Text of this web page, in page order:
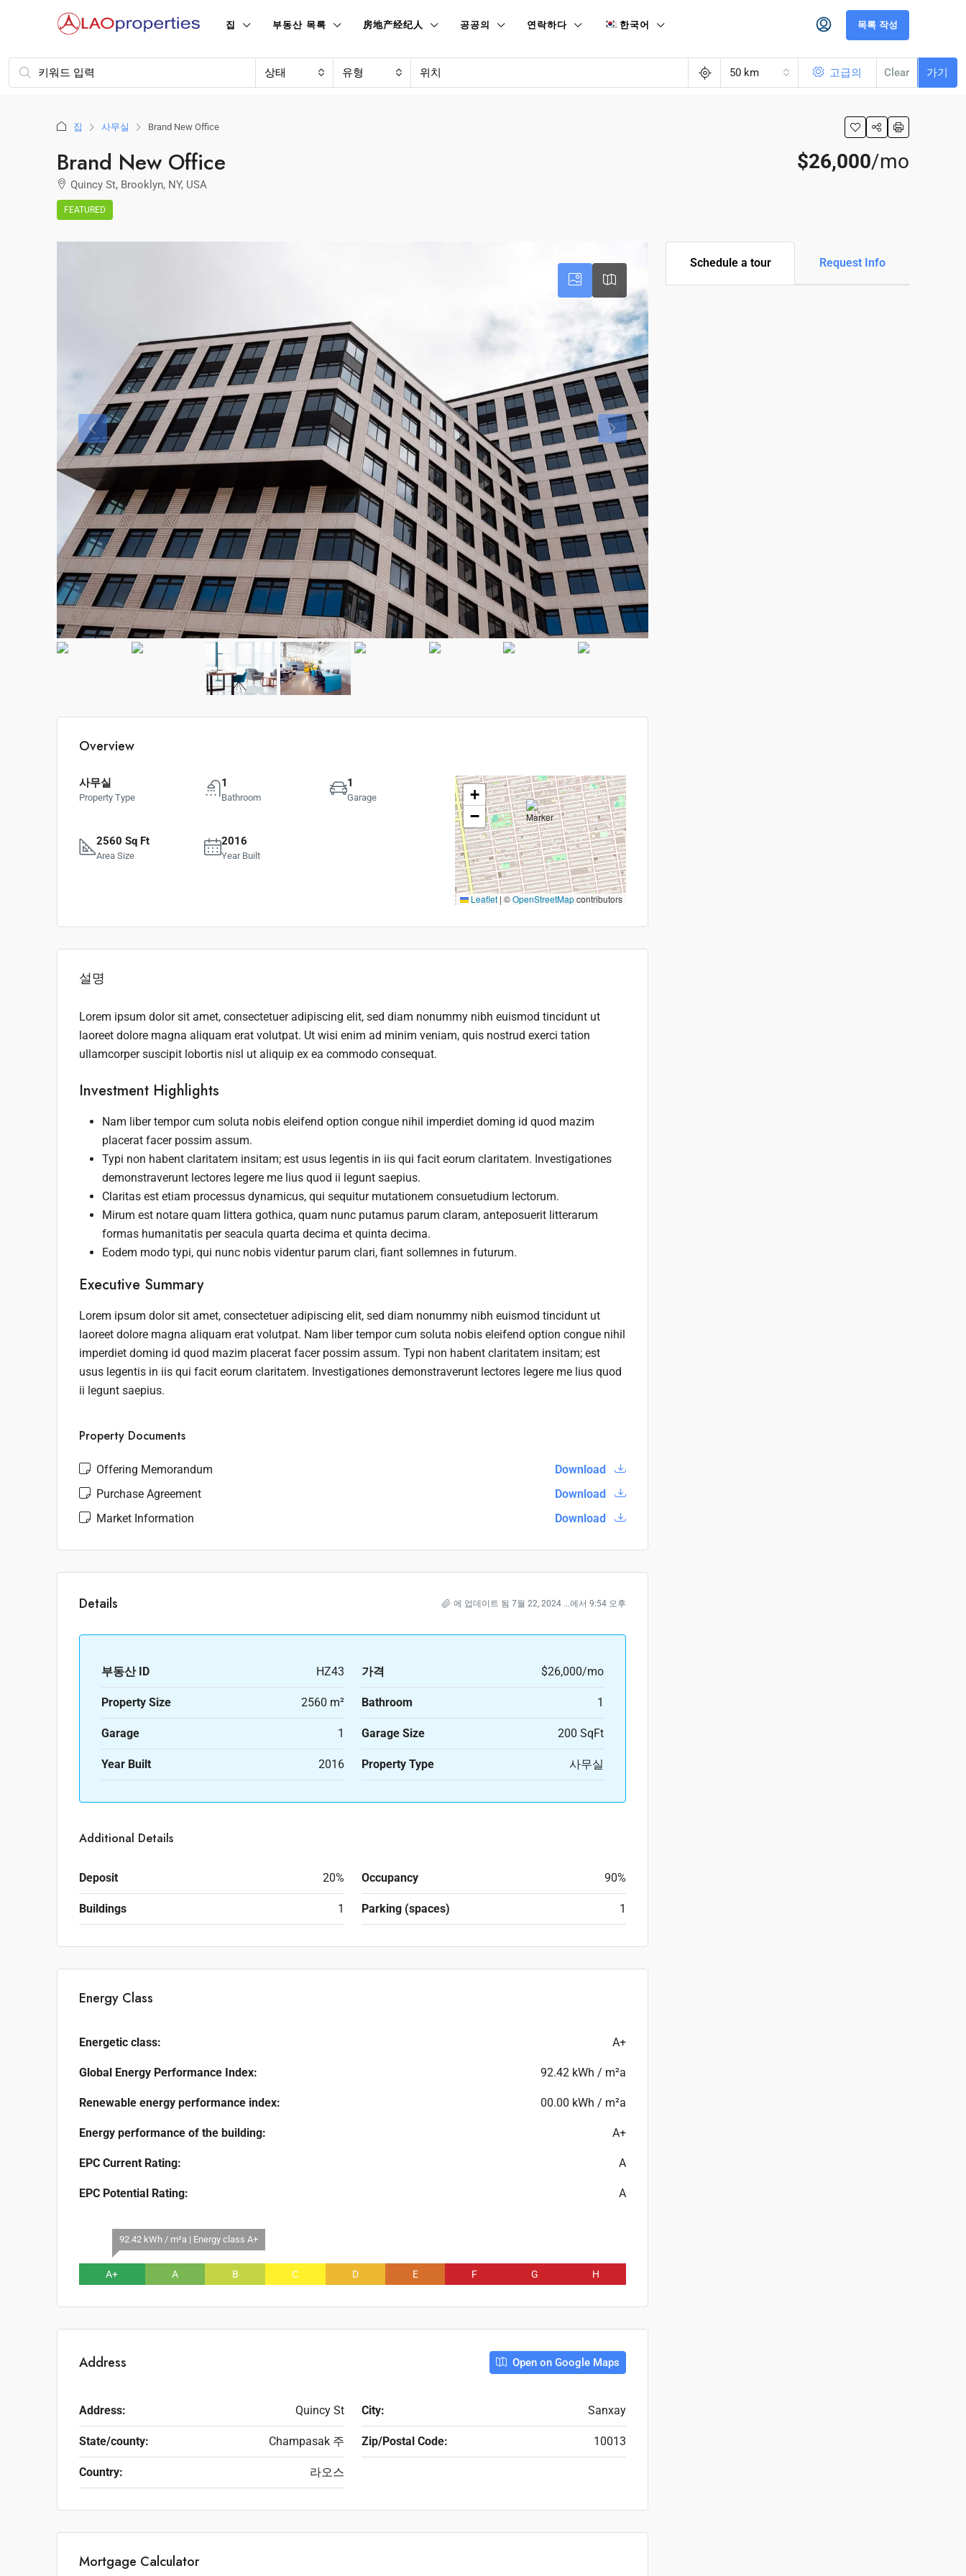
집 부동산 목록 房地产经纪人 공공의 연락하다 한국어 목록 작성
상태 유형 50 km 고급의 Clear 가기
집 사무실 Brand New Office
Brand New Office
Quincy St, Brooklyn, NY, USA
FEATURED
$26,000/mo
Overview
사무실
Property Type
1
Bathroom
1
Garage
2560 Sq Ft
Area Size
2016
Year Built
+
−
Leaflet | ©OpenStreetMapcontributors
설명
Lorem ipsum dolor sit amet, consectetuer adipiscing elit, sed diam nonummy nibh euismod tincidunt ut
laoreet dolore magna aliquam erat volutpat. Ut wisi enim ad minim veniam, quis nostrud exerci tation
ullamcorper suscipit lobortis nisl ut aliquip ex ea commodo consequat.
Investment Highlights
Nam liber tempor cum soluta nobis eleifend option congue nihil imperdiet doming id quod mazim
placerat facer possim assum.
Typi non habent claritatem insitam; est usus legentis in iis qui facit eorum claritatem. Investigationes
demonstraverunt lectores legere me lius quod ii legunt saepius.
Claritas est etiam processus dynamicus, qui sequitur mutationem consuetudium lectorum.
Mirum est notare quam littera gothica, quam nunc putamus parum claram, anteposuerit litterarum
formas humanitatis per seacula quarta decima et quinta decima.
Eodem modo typi, qui nunc nobis videntur parum clari, fiant sollemnes in futurum.
Executive Summary
Lorem ipsum dolor sit amet, consectetuer adipiscing elit, sed diam nonummy nibh euismod tincidunt ut
laoreet dolore magna aliquam erat volutpat. Nam liber tempor cum soluta nobis eleifend option congue nihil
imperdiet doming id quod mazim placerat facer possim assum. Typi non habent claritatem insitam; est
usus legentis in iis qui facit eorum claritatem. Investigationes demonstraverunt lectores legere me lius quod
ii legunt saepius.
Property Documents
Offering Memorandum
Download
Purchase Agreement
Download
Market Information
Download
Details 에 업데이트 됨 7월 22, 2024 ...에서 9:54 오후
부동산 ID HZ43 가격 $26,000/mo
Property Size 2560 m² Bathroom 1
Garage 1 Garage Size 200 SqFt
Year Built 2016 Property Type 사무실
Additional Details
Deposit 20% Occupancy 90%
Buildings 1 Parking (spaces) 1
Energy Class
Energetic class: A+
Global Energy Performance Index: 92.42 kWh / m²a
Renewable energy performance index: 00.00 kWh / m²a
Energy performance of the building: A+
EPC Current Rating: A
EPC Potential Rating: A
92.42 kWh / m²a | Energy class A+
A+ A B C D E F G H
Address Open on Google Maps
Address: Quincy St City: Sanxay
State/county: Champasak 주 Zip/Postal Code: 10013
Country: 라오스
Mortgage Calculator
Schedule a tour Request Info